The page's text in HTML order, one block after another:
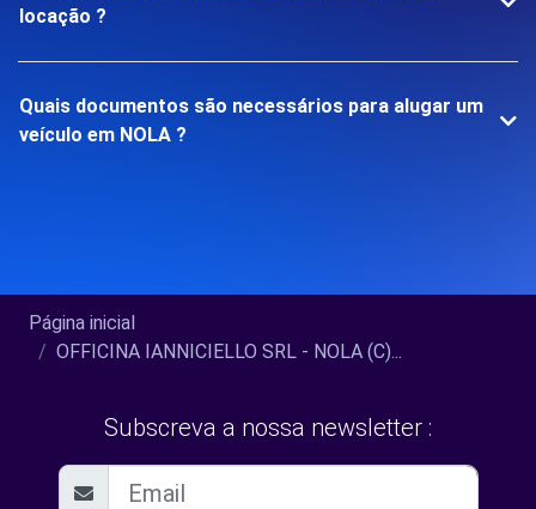
locação ?
Quais documentos são necessários para alugar um
veículo em NOLA ?
Página inicial
OFFICINA IANNICIELLO SRL - NOLA (C)...
Subscreva a nossa newsletter :